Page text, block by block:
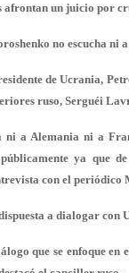
afrontan un juicio por
no escucha ni
de Ucrania,
ruso, Serguéi
ni a Alemania ni a
ya que
con el periódico
a dialogar
que se enfoque